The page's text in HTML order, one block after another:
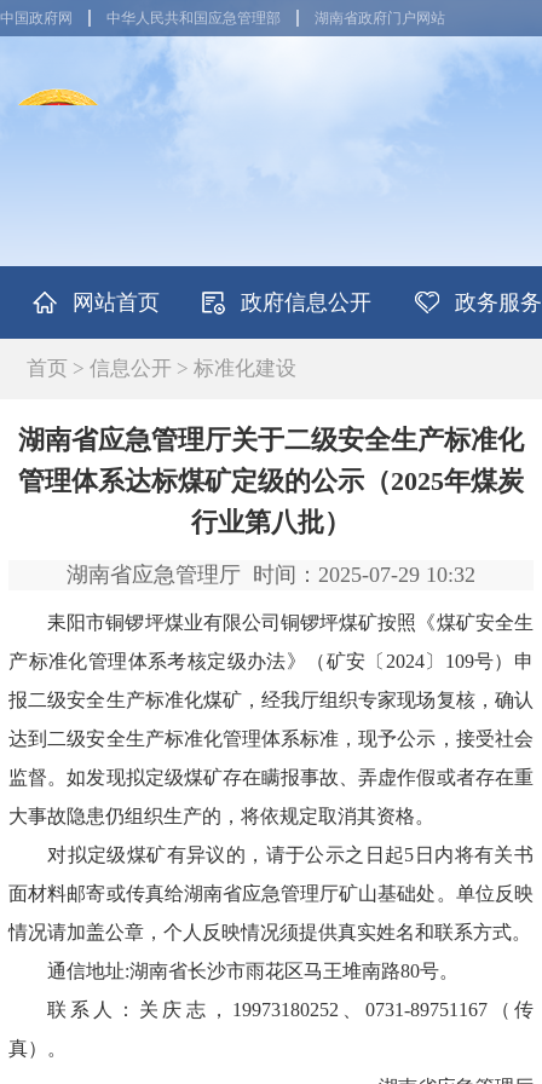
中国政府网 中华人民共和国应急管理部 湖南省政府门户网站
网站首页 政府信息公开 政务服务
首页> 信息公开> 标准化建设
湖南省应急管理厅关于二级安全生产标准化
管理体系达标煤矿定级的公示（2025年煤炭
行业第八批）
湖南省应急管理厅 时间：2025-07-29 10:32
耒阳市铜锣坪煤业有限公司铜锣坪煤矿按照《煤矿安全生
产标准化管理体系考核定级办法》（矿安〔 2024〕 109号）申
报二级安全生产标准化煤矿，经我厅组织专家现场复核，确认
达到二级安全生产标准化管理体系标准，现予公示，接受社会
监督。如发现拟定级煤矿存在瞒报事故、弄虚作假或者存在重
大事故隐患仍组织生产的，将依规定取消其资格。
对拟定级煤矿有异议的，请于公示之日起5 日内将有关书
面材料邮寄或传真给湖南省应急管理厅矿山基础处。单位反映
情况请加盖公章，个人反映情况须提供真实姓名和联系方式。
通信地址:湖南省长沙市雨花区马王堆南路80号。
联系人：关庆志， 19973180252 0731-89751167（传
真）。